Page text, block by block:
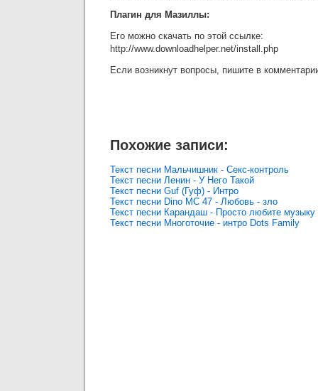
Плагин для Мазиллы:
Его можно скачать по этой ссылке:
http://www.downloadhelper.net/install.php
Если возникнут вопросы, пишите в
Похожие записи:
Текст песни Мальчишник - Секс-контроль
Текст песни Ленин - У Него Такой
Текст песни Guf (Гуф) - Интро
Текст песни Dino MC 47 - Любовь - зло
Текст песни Карандаш - Просто любите музыку
Текст песни Многоточие - интро Dots Family